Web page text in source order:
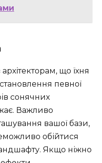
що їхня
певної
сонячних
Важливо
вашої бази,
обійтися
Якщо ніжно